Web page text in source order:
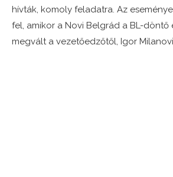
hívták, komoly feladatra. Az
fel, amikor a Novi Belgrád a BL-döntő
megvált a vezetőedzőtől, Igor